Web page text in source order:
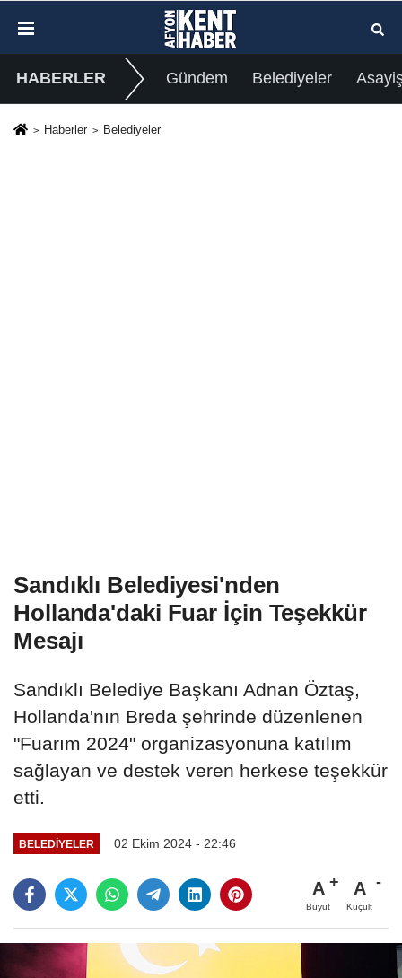
HABERLER Gündem Belediyeler
Haberler Belediyeler
Sandıklı Belediyesi'nden
Hollanda'daki Fuar İçin Teşekkür
Mesajı
Sandıklı Belediye Başkanı Adnan Öztaş,
Hollanda'nın Breda şehrinde düzenlenen
"Fuarım 2024" organizasyonuna katılım
sağlayan ve destek veren herkese teşekkür
etti.
BELEDIYELER 02 Ekim 2024 - 22:46
A
Büyüt
A
Küçült